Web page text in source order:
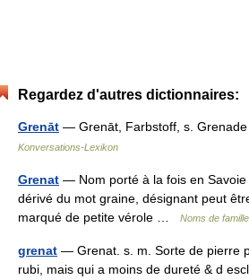
Regardez d'autres dictionnaires:
Grenāt — Grenāt, Farbstoff, s.
Konversations-Lexikon
Grenat — Nom porté à la fois en Savoie
dérivé du mot graine, désignant peut
marqué de petite vérole …
Noms de famille
grenat — Grenat. s. m. Sorte de pierre
rubi, mais qui a moins de dureté & d